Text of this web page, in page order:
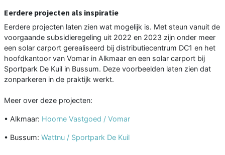
Eerdere projecten als inspiratie
Eerdere projecten laten zien wat mogelijk is. Met steun vanuit de
voorgaande subsidieregeling uit 2022 en 2023 zijn onder meer
een solar carport gerealiseerd bij distributiecentrum DC1 en het
hoofdkantoor van Vomar in Alkmaar en een solar carport bij
Sportpark De Kuil in Bussum. Deze voorbeelden laten zien dat
zonparkeren in de praktijk werkt.
Meer over deze projecten:
• Alkmaar: Hoorne Vastgoed / Vomar
• Bussum: Wattnu / Sportpark De Kuil